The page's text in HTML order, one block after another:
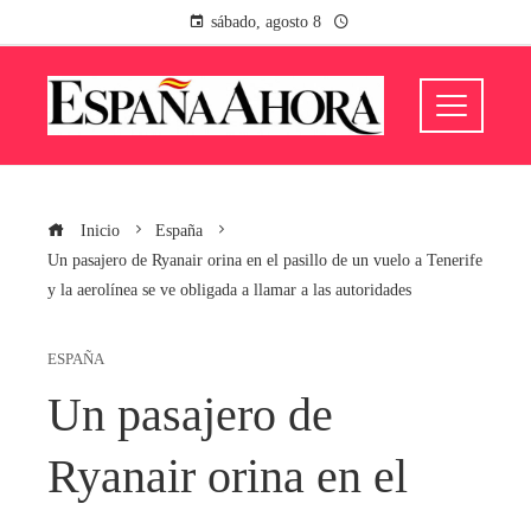
sábado, agosto 8
Inicio
España
Un pasajero de Ryanair orina en el pasillo de un vuelo a Tenerife
y la aerolínea se ve obligada a llamar a las autoridades
ESPAÑA
Un pasajero de
Ryanair orina en el